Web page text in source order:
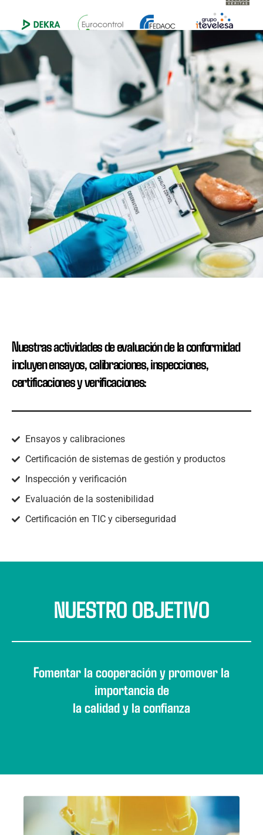
Nuestras actividades de evaluación de la conformidad
incluyen ensayos, calibraciones, inspecciones,
certificaciones y verificaciones:
Ensayos y calibraciones
Certificación de sistemas de gestión y productos
Inspección y verificación
Evaluación de la sostenibilidad
Certificación en TIC y ciberseguridad
NUESTRO OBJETIVO
Fomentar la cooperación y promover la
importancia de
la calidad y la confianza